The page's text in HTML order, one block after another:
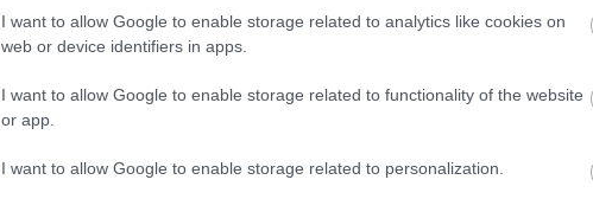
I want to allow Google to enable storage related to analytics like cookies on
web or device identifiers in apps.
I want to allow Google to enable storage related to functionality of the website
or app.
I want to allow Google to enable storage related to personalization.